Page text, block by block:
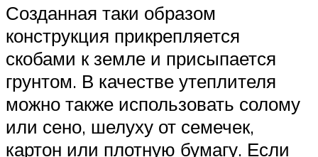
Созданная таки образом
конструкция прикрепляется
скобами к земле и присыпается
грунтом. В качестве утеплителя
можно также использовать солому
или сено, шелуху от семечек,
картон или плотную бумагу. Если